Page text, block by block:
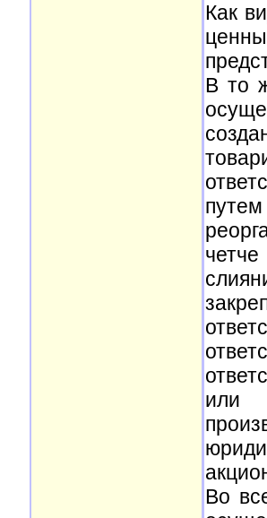
Как
В то
или
Во